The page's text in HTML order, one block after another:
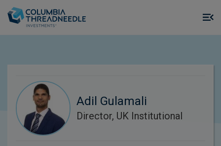
Adil Gulamali
Director, UK Institutional